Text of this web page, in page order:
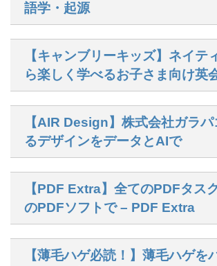
語学・起源
【キャンブリーキッズ】ネイテ
ら楽しく学べるお子さま向け英
【AIR Design】株式会社ガラ
るデザインをデータとAIで
【PDF Extra】全てのPDFタス
のPDFソフトで – PDF Extra
【薄毛ハゲ必読！】薄毛ハゲを